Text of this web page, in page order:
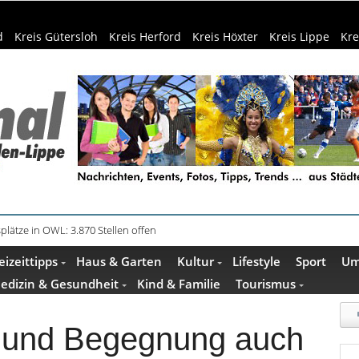
Kreis Gütersloh Kreis Herford Kreis Höxter Kreis Lippe
in OWL: 3.870 Stellen offen
Haus & Garten Kultur Lifestyle Sport
& Gesundheit
Kind & Familie Tourismus
Begegnung auch